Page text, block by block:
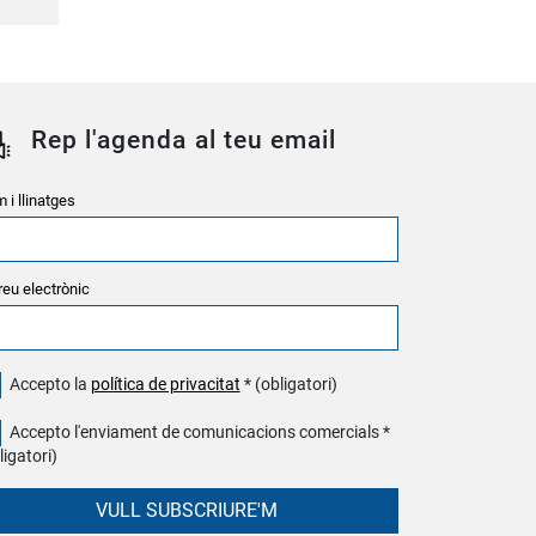
Rep l'agenda al teu email
i llinatges
electrònic
Accepto la política de privacitat * (obligatori)
Accepto l'enviament de comunicacions comercials *
VULL SUBSCRIURE'M